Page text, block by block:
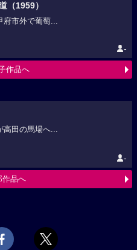
（1959）
府市外で葡萄...
-
作品へ
田の馬場へ...
-
作品へ